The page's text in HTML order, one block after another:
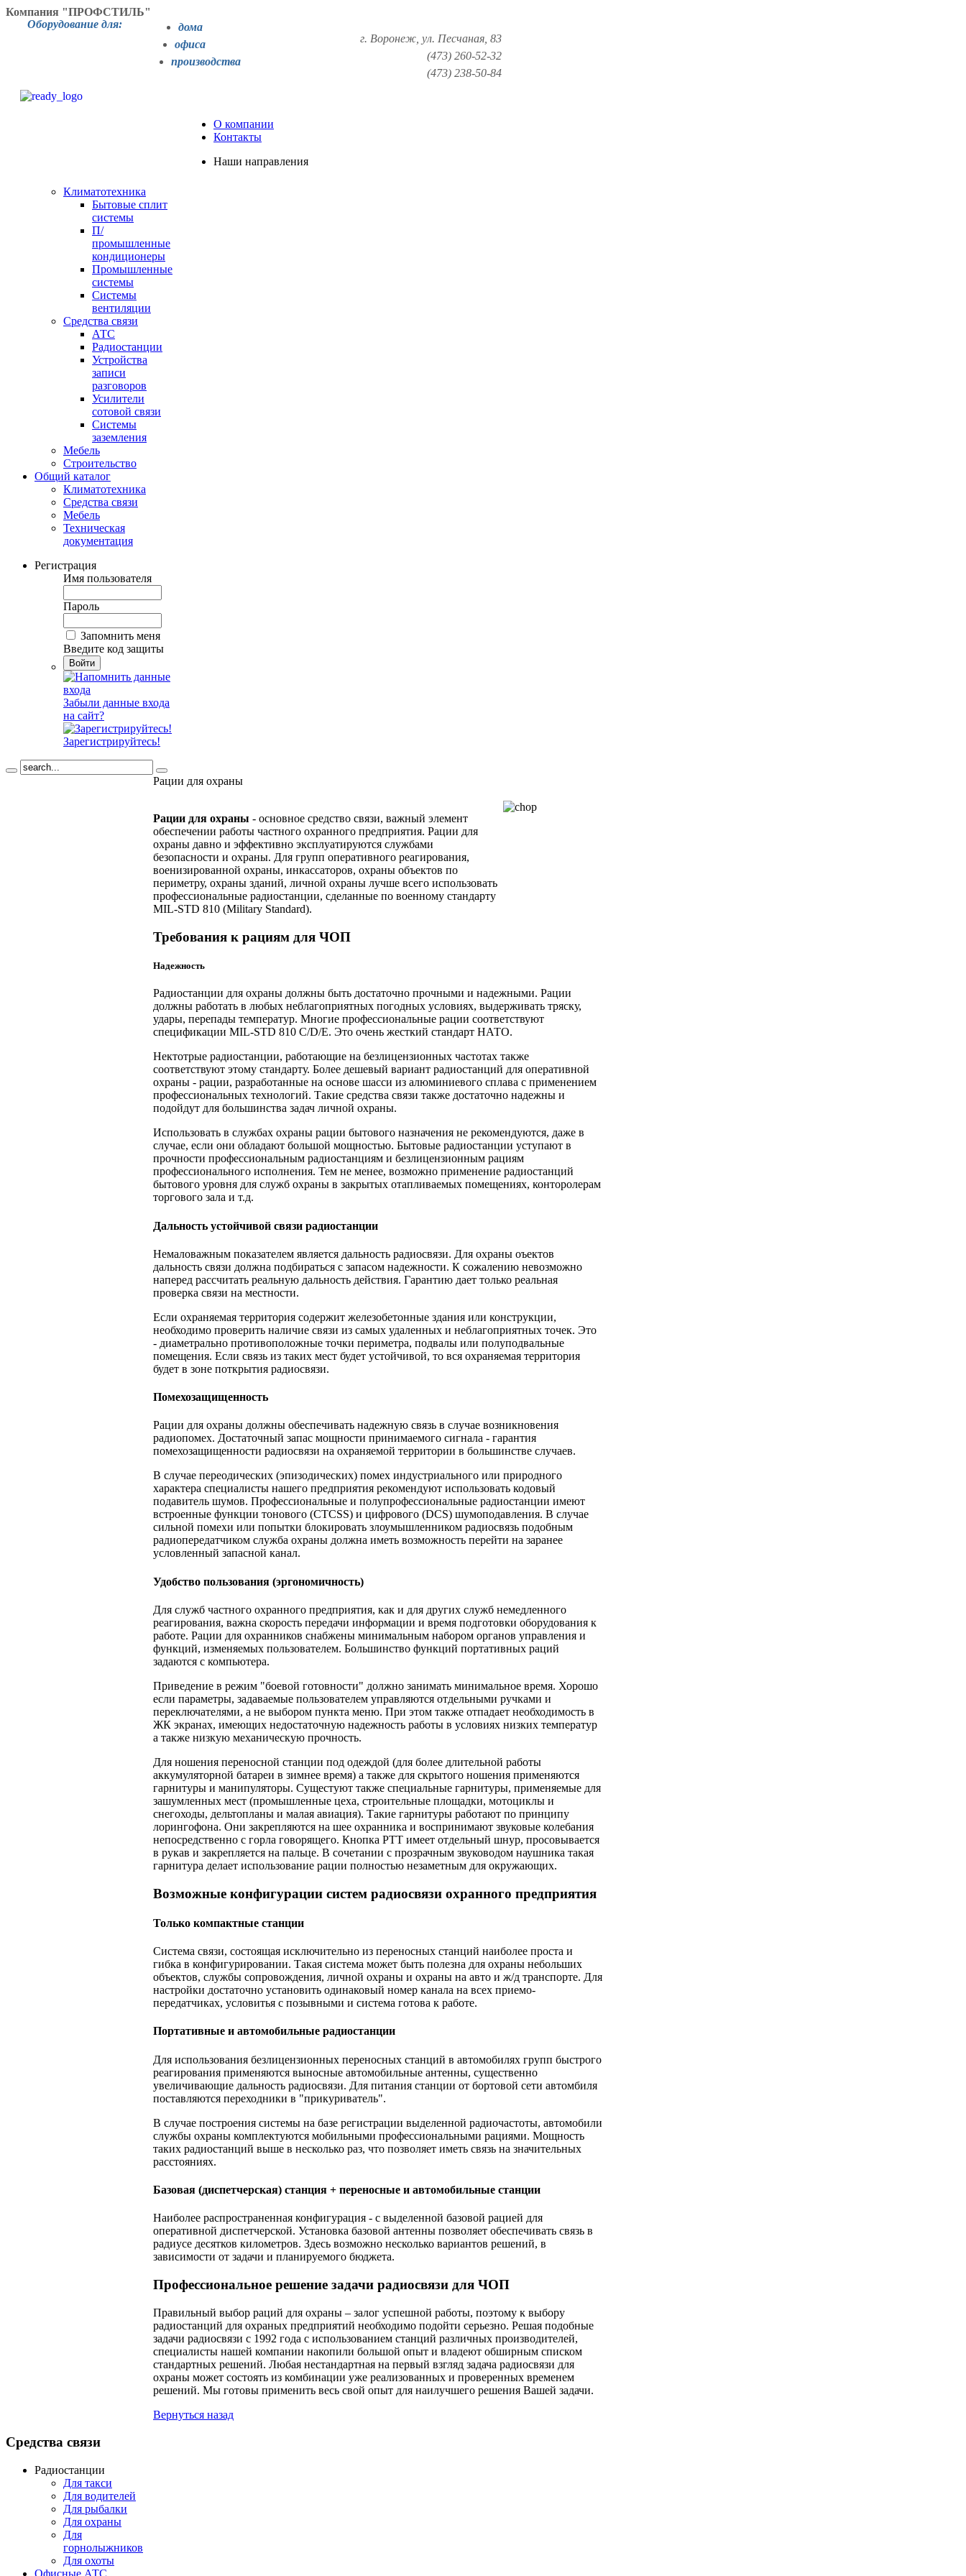
Компания "ПРОФСТИЛЬ"
Оборудование для:
дома
офиса
производства
г. Воронеж, ул. Песчаная, 83
(473) 260-52-32
(473) 238-50-84
О компании
Контакты
Наши направления
Климатотехника
Бытовые сплит
системы
П/
промышленные
кондиционеры
Промышленные
системы
Системы
вентиляции
Средства связи
АТС
Радиостанции
Устройства
записи
разговоров
Усилители
сотовой связи
Системы
заземления
Мебель
Строительство
Общий каталог
Климатотехника
Средства связи
Мебель
Техническая
документация
Регистрация
Имя пользователя
Пароль
Запомнить меня
Введите код защиты
Забыли данные входа
на сайт?
Зарегистрируйтесь!
Рации для охраны
Рации для охраны - основное средство связи, важный элемент
обеспечении работы частного охранного предприятия. Рации для
охраны давно и эффективно эксплуатируются службами
безопасности и охраны. Для групп оперативного реагирования,
военизированной охраны, инкассаторов, охраны объектов по
периметру, охраны зданий, личной охраны лучше всего использовать
профессиональные радиостанции, сделанные по военному стандарту
MIL-STD 810 (Military Standard).
Требования к рациям для ЧОП
Надежность
Радиостанции для охраны должны быть достаточно прочными и надежными. Рации
должны работать в любых неблагоприятных погодных условиях, выдерживать тряску,
удары, перепады температур. Многие профессиональные рации соответствуют
спецификации MIL-STD 810 C/D/E. Это очень жесткий стандарт НАТО.
Нектотрые радиостанции, работающие на безлицензионных частотах также
соответствуют этому стандарту. Более дешевый вариант радиостанций для оперативной
охраны - рации, разработанные на основе шасси из алюминиевого сплава с применением
профессиональных технологий. Такие средства связи также достаточно надежны и
подойдут для большинства задач личной охраны.
Использовать в службах охраны рации бытового назначения не рекомендуются, даже в
случае, если они обладают большой мощностью. Бытовые радиостанции уступают в
прочности профессиональным радиостанциям и безлицензионным рациям
профессионального исполнения. Тем не менее, возможно применение радиостанций
бытового уровня для служб охраны в закрытых отапливаемых помещениях, конторолерам
торгового зала и т.д.
Дальность устойчивой связи радиостанции
Немаловажным показателем является дальность радиосвязи. Для охраны оъектов
дальность связи должна подбираться с запасом надежности. К сожалению невозможно
наперед рассчитать реальную дальность действия. Гарантию дает только реальная
проверка связи на местности.
Если охраняемая территория содержит железобетонные здания или конструкции,
необходимо проверить наличие связи из самых удаленных и неблагоприятных точек. Это
- диаметрально противоположные точки периметра, подвалы или полуподвальные
помещения. Если связь из таких мест будет устойчивой, то вся охраняемая территория
будет в зоне поткрытия радиосвязи.
Помехозащищенность
Рации для охраны должны обеспечивать надежную связь в случае возникновения
радиопомех. Достаточный запас мощности принимаемого сигнала - гарантия
помехозащищенности радиосвязи на охраняемой территории в большинстве случаев.
В случае переодических (эпизодических) помех индустриального или природного
характера специалисты нашего предприятия рекомендуют использовать кодовый
подавитель шумов. Профессиональные и полупрофессиональные радиостанции имеют
встроенные функции тонового (CTCSS) и цифрового (DCS) шумоподавления. В случае
сильной помехи или попытки блокировать злоумышленником радиосвязь подобным
радиопередатчиком служба охраны должна иметь возможность перейти на заранее
условленный запасной канал.
Удобство пользования (эргономичность)
Для служб частного охранного предприятия, как и для других служб немедленного
реагирования, важна скорость передачи информации и время подготовки оборудования к
работе. Рации для охранников снабжены минимальным набором органов управления и
функций, изменяемых пользователем. Большинство функций портативных раций
задаются с компьютера.
Приведение в режим "боевой готовности" должно занимать минимальное время. Хорошо
если параметры, задаваемые пользователем управляются отдельными ручками и
переключателями, а не выбором пункта меню. При этом также отпадает необходимость в
ЖК экранах, имеющих недостаточную надежность работы в условиях низких температур
а также низкую механическую прочность.
Для ношения переносной станции под одеждой (для более длительной работы
аккумуляторной батареи в зимнее время) а также для скрытого ношения применяются
гарнитуры и манипуляторы. Сущестуют также специальные гарнитуры, применяемые для
зашумленных мест (промышленные цеха, строительные площадки, мотоциклы и
снегоходы, дельтопланы и малая авиация). Такие гарнитуры работают по принципу
лорингофона. Они закрепляются на шее охранника и воспринимают звуковые колебания
непосредственно с горла говорящего. Кнопка PTT имеет отдельный шнур, просовывается
в рукав и закрепляется на пальце. В сочетании с прозрачным звуководом наушника такая
гарнитура делает использование рации полностью незаметным для окружающих.
Возможные конфигурации систем радиосвязи охранного предприятия
Только компактные станции
Система связи, состоящая исключительно из переносных станций наиболее проста и
гибка в конфигурировании. Такая система может быть полезна для охраны небольших
объектов, службы сопровождения, личной охраны и охраны на авто и ж/д транспорте. Для
настройки достаточно установить одинаковый номер канала на всех приемо-
передатчиках, условитья с позывными и система готова к работе.
Портативные и автомобильные радиостанции
Для использования безлицензионных переносных станций в автомобилях групп быстрого
реагирования применяются выносные автомобильные антенны, существенно
увеличивающие дальность радиосвязи. Для питания станции от бортовой сети автомбиля
поставляются переходники в "прикуриватель".
В случае построения системы на базе регистрации выделенной радиочастоты, автомобили
службы охраны комплектуются мобильными профессиональными рациями. Мощность
таких радиостанций выше в несколько раз, что позволяет иметь связь на значительных
расстояниях.
Базовая (диспетчерская) станция + переносные и автомобильные станции
Наиболее распространенная конфигурация - с выделенной базовой рацией для
оперативной диспетчерской. Установка базовой антенны позволяет обеспечивать связь в
радиусе десятков километров. Здесь возможно несколько вариантов решений, в
зависимости от задачи и планируемого бюджета.
Профессиональное решение задачи радиосвязи для ЧОП
Правильный выбор раций для охраны – залог успешной работы, поэтому к выбору
радиостанций для охраных предприятий необходимо подойти серьезно. Решая подобные
задачи радиосвязи с 1992 года с использованием станций различных производителей,
специалисты нашей компании накопили большой опыт и владеют обширным списком
стандартных решений. Любая нестандартная на первый взгляд задача радиосвязи для
охраны может состоять из комбинации уже реализованных и проверенных временем
решений. Мы готовы применить весь свой опыт для наилучшего решения Вашей задачи.
Вернуться назад
Средства связи
Радиостанции
Для такси
Для водителей
Для рыбалки
Для охраны
Для
горнолыжников
Для охоты
Офисные АТС